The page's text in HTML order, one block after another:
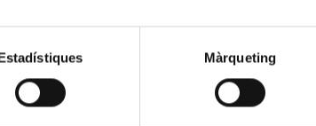
Màrqueting